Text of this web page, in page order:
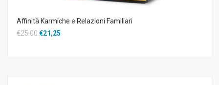
Affinità Karmiche e Relazioni Familiari
€25,00€21,25